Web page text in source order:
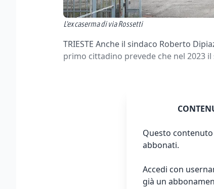
L'ex caserma di via Rossetti
TRIESTE Anche il sindaco Roberto
primo cittadino prevede che nel 2023
Questo
abbonati.
Accedi con
già un